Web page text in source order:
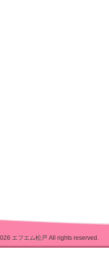
エフエム松戸 All rights reserved.